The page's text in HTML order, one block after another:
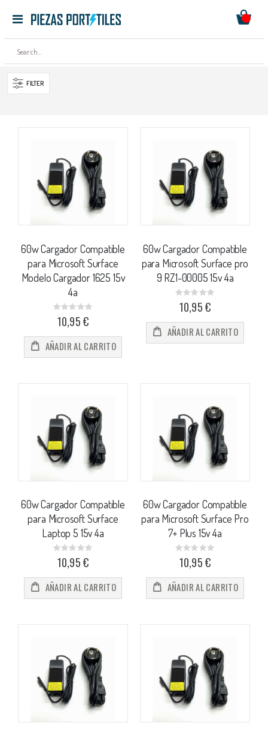
Toggle
FILTER
60w Cargador Compatible
para Microsoft Surface
Modelo Cargador 1625 15v
4a
Rating:
0%10,95 €
AÑADIR AL CARRITO
60w Cargador Compatible
para Microsoft Surface pro
9 RZ1-00005 15v 4a
Rating:
0%10,95 €
AÑADIR AL CARRITO
60w Cargador Compatible
para Microsoft Surface
Laptop 5 15v 4a
Rating:
0%10,95 €
AÑADIR AL CARRITO
60w Cargador Compatible
para Microsoft Surface Pro
7+ Plus 15v 4a
Rating:
0%10,95 €
AÑADIR AL CARRITO